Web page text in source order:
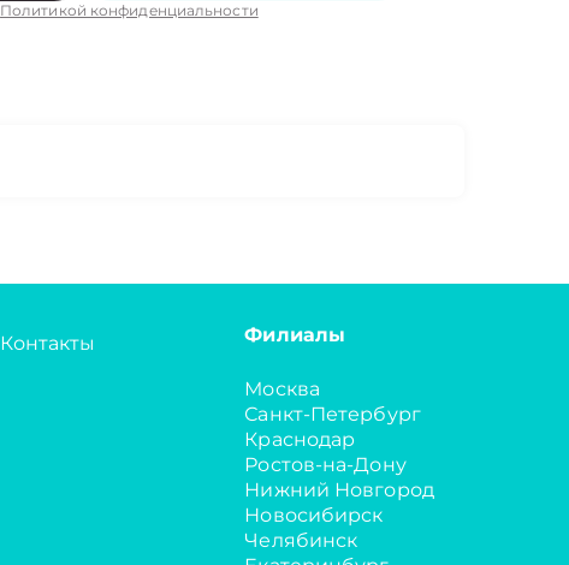
Политикой конфиденциальности
Контакты Филиалы
Москва
Санкт-Петербург
Краснодар
Ростов-на-Дону
Нижний Новгород
Новосибирск
Челябинск